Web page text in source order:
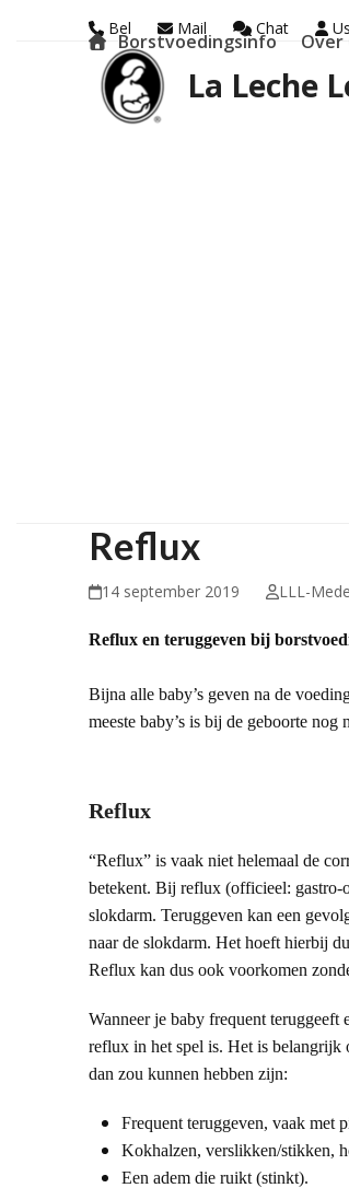
Bel Mail Chat
La Leche
Borstvoedingsinfo Over
Reflux
14 september 2019 LLL-
Reflux en teruggeven bij
Bijna alle baby’s geven na de
meeste baby’s is bij de geboorte
Reflux
“Reflux” is vaak niet helemaal de
betekent. Bij reflux (officieel: gastro-
slokdarm. Teruggeven kan een
naar de slokdarm. Het hoeft hierbij
Reflux kan dus ook voorkomen
Wanneer je baby frequent
reflux in het spel is. Het is belangrijk
dan zou kunnen hebben zijn:
Frequent teruggeven, vaak met
Kokhalzen, verslikken/stikken,
Een adem die ruikt (stinkt).